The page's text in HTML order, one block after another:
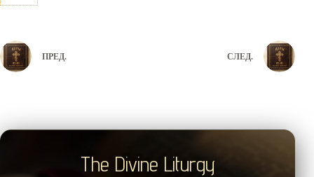
ПРЕД. СЛЕД.
The Divine Liturgy